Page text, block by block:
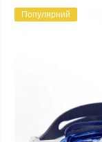
Популярний